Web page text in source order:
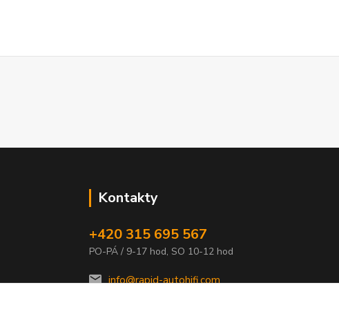
Kontakty
+420 315 695 567
PO-PÁ / 9-17 hod, SO 10-12 hod
info@rapid-autohifi.com